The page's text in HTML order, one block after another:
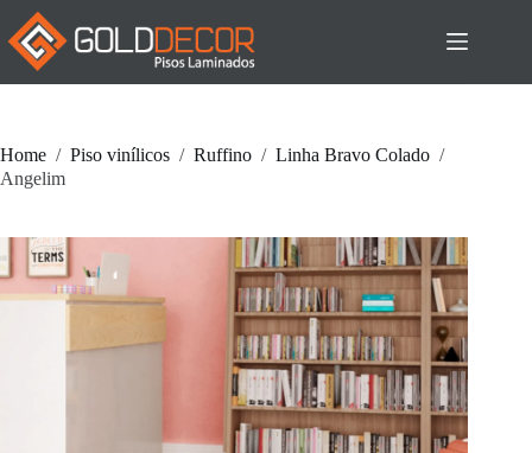
Pular
para
conteúdo
Home / Piso vinílicos / Ruffino / Linha Bravo Colado /
Angelim